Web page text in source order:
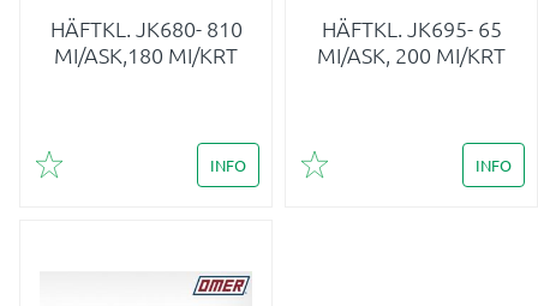
HÄFTKL. JK680- 810
MI/ASK,180 MI/KRT
Lägg till i favoriter
INFO
HÄFTKL. JK695- 65
MI/ASK, 200 MI/KRT
Lägg till i favoriter
INFO